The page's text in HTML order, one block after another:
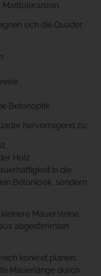
sich die Quader
Betonoptik
hervorragend zu:
Holz
in die
Betonlook, sondern
Mauersteine,
abgestimmten
konkret planen,
Mauerlänge durch.